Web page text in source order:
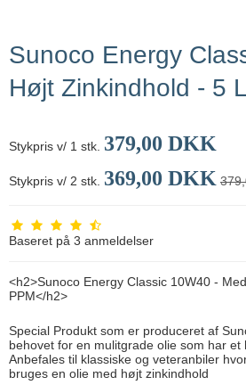
Sunoco Energy
Højt Zinkindhold - 5
Stykpris v/ 1 stk. 379,00 DKK
Stykpris v/ 2 stk. 369,00 DKK
Baseret på 3 anmeldelser
<h2>Sunoco Energy Classic 10W40 -
PPM</h2>
Special Produkt som er produceret af
behovet for en mulitgrade olie som har et
Anbefales til klassiske og veteranbiler
bruges en olie med højt zinkindhold